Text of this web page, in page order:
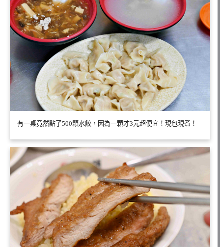
有一桌竟然點了500顆水餃，因為一顆才3元超便宜！現包現煮！